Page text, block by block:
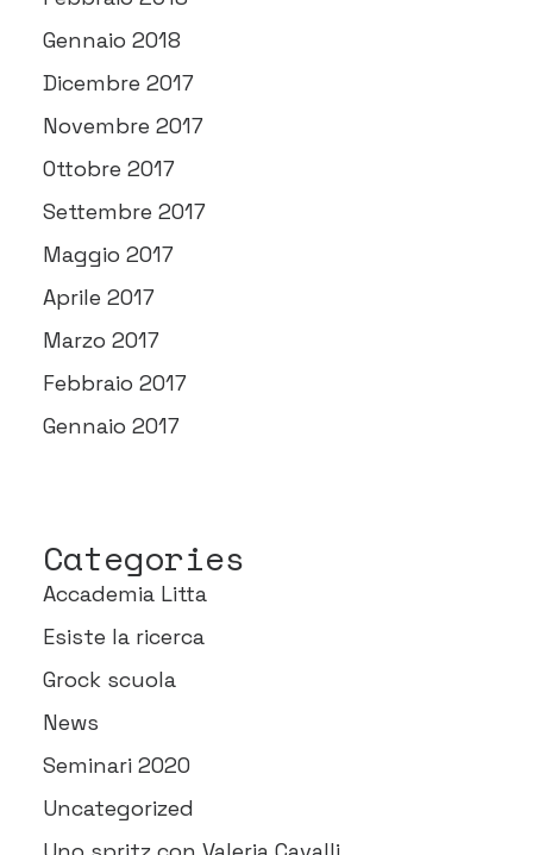
Gennaio 2018
Dicembre 2017
Novembre 2017
Ottobre 2017
Settembre 2017
Maggio 2017
Aprile 2017
Marzo 2017
Febbraio 2017
Gennaio 2017
Categories
Accademia Litta
Esiste la ricerca
Grock scuola
News
Seminari 2020
Uncategorized